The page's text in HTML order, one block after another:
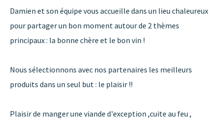
Damien et son équipe vous accueille dans un lieu chaleureux
pour partager un bon moment autour de 2 thèmes
principaux : la bonne chère et le bon vin !
Nous sélectionnons avec nos partenaires les meilleurs
produits dans un seul but : le plaisir !!
Plaisir de manger une viande d'exception ,cuite au feu ,